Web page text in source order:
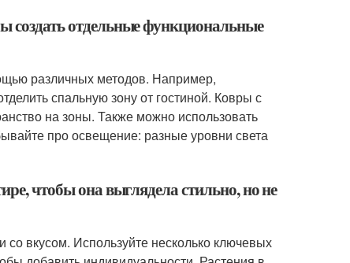
создать отдельные функциональные
различных методов. Например,
спальную зону от гостиной. Ковры с
на зоны. Также можно использовать
про освещение: разные уровни света
чтобы она выглядела стильно, но не
вкусом. Используйте несколько ключевых